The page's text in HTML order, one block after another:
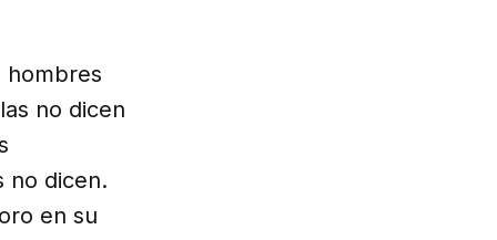
hombres
no dicen
no dicen.
en su